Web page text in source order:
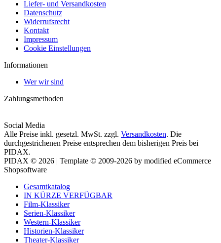
Liefer- und Versandkosten
Datenschutz
Widerrufsrecht
Kontakt
Impressum
Cookie Einstellungen
Informationen
Wer wir sind
Zahlungsmethoden
Social Media
Alle Preise inkl. gesetzl. MwSt. zzgl. Versandkosten. Die
durchgestrichenen Preise entsprechen dem bisherigen Preis bei
PIDAX.
PIDAX © 2026 | Template © 2009-2026 by modified eCommerce
Shopsoftware
Gesamtkatalog
IN KÜRZE VERFÜGBAR
Film-Klassiker
Serien-Klassiker
Western-Klassiker
Historien-Klassiker
Theater-Klassiker